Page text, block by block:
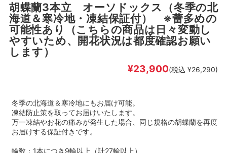
胡蝶蘭3本立 オーソドックス（冬季の北
海道＆寒冷地・凍結保証付） ※蕾多めの
可能性あり（こちらの商品は日々変動し
やすいため、開花状況は都度確認お願い
します）
¥23,900(税込 ¥26,290)
冬季の北海道＆寒冷地にもお届け可能。
凍結防止策を取ってお届けいたします。
万一凍結やお花の痛みが発生した場合、同じ規格の胡蝶蘭を再度
お届けする保証付きです。
輪数：1本につき9輪以上（計27輪以上）